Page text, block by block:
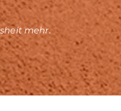
mehr.